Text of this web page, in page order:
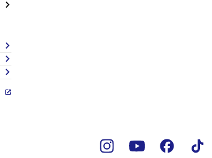
arrow_forward_ios
arrow_forward_ios
arrow_forward_ios
arrow_forward_ios
open_in_new